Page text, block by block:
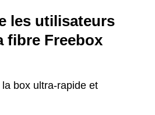
les utilisateurs
fibre Freebox
box ultra-rapide et